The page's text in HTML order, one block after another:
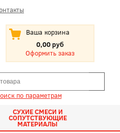
Ваша корзина
0,00 руб
Оформить заказ
по параметрам
СУХИЕ СМЕСИ И
СОПУТСТВУЮЩИЕ
МАТЕРИАЛЫ